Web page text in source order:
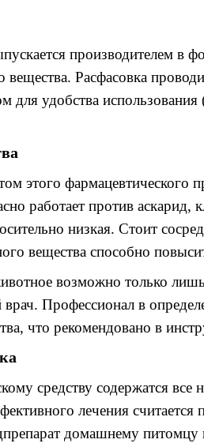
производителем в
вещества. Расфасовка
для удобства использования
этого фармацевтического
работает против аскарид,
низкая. Стоит
вещества способно
возможно только
врач. Профессионал в
, что рекомендовано в
средству содержатся
лечения считается
домашнему питомцу